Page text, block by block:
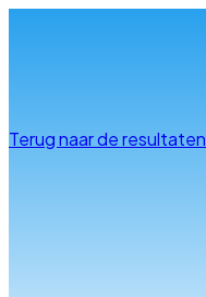
Terug naar de resultaten